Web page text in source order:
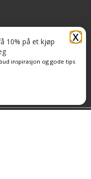
X
10% på et kjøp
inspirasjon og gode tips